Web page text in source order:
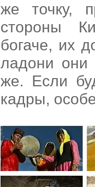
же точку,
стороны
богаче, их
ладони они
же. Если
кадры,